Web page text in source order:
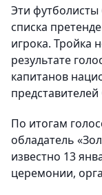
Эти
списка
игрока. Тройка
результате
капитанов
По итогам
обладатель
известно 13
церемонии,